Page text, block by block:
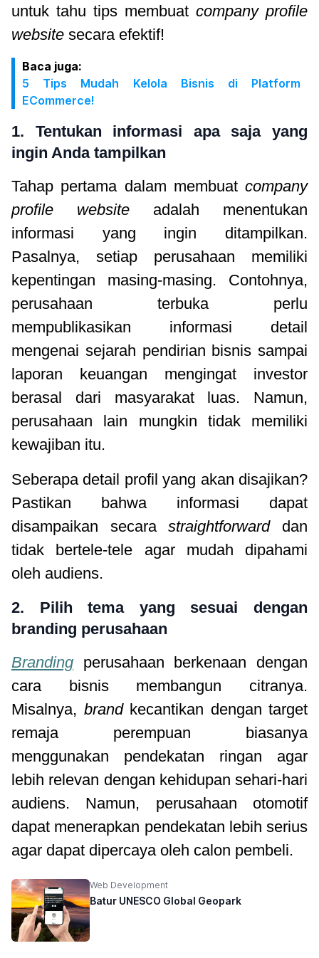
untuk tahu tips membuat company profile
website secara efektif!
Baca juga:
5 Tips Mudah Kelola Bisnis di Platform
ECommerce!
1. Tentukan informasi apa saja yang
ingin Anda tampilkan
Tahap pertama dalam membuat company
profile website adalah menentukan
informasi yang ingin ditampilkan.
Pasalnya, setiap perusahaan memiliki
kepentingan masing-masing. Contohnya,
perusahaan terbuka perlu
mempublikasikan informasi detail
mengenai sejarah pendirian bisnis sampai
laporan keuangan mengingat investor
berasal dari masyarakat luas. Namun,
perusahaan lain mungkin tidak memiliki
kewajiban itu.
Seberapa detail profil yang akan disajikan?
Pastikan bahwa informasi dapat
disampaikan secarastraightforwarddan
tidak bertele-tele agar mudah dipahami
oleh audiens.
2. Pilih tema yang sesuai dengan
branding perusahaan
Branding perusahaan berkenaan dengan
cara bisnis membangun citranya.
Misalnya, brand kecantikan dengan target
remaja perempuan biasanya
menggunakan pendekatan ringan agar
lebih relevan dengan kehidupan sehari-hari
audiens. Namun, perusahaan otomotif
dapat menerapkan pendekatan lebih serius
agar dapat dipercaya oleh calon pembeli.
Web Development
Batur UNESCO Global Geopark